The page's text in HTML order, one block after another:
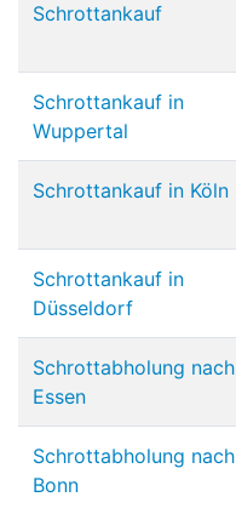
Schrottankauf
Schrottankauf in
Wuppertal
Schrottankauf in Köln
Schrottankauf in
Düsseldorf
Schrottabholung nach
Essen
Schrottabholung nach
Bonn